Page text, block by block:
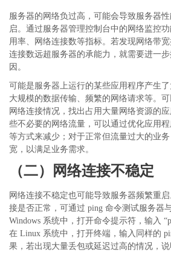
服务器的网络负过高，可能会导致服务器
启。通过服务器管理控制台中的网络监控
用率、网络连接数等指标。若发现网络带
连接数远超服务器的承能力，就需要进一
因。
可能是服务器上运行的某些应用程序产生
大规模的数据传输、频繁的网络请求等。
网络连接情况，找出占用大量网络资源的
些不必要的网络流量，可以通过优化应用
等方式来减少；对于正常但流量过大的业
宽，以满足业务需求。
（二）网络连接不稳定
网络连接不稳定也可能导致服务器频繁重
接是否正常，可通过 ping 命令测试服务器
Windows 系统中，打开命令提示符，输入
在 Linux 系统中，打开终端，输入同样的
果，若出现大量丢包或延迟过高的情况，说